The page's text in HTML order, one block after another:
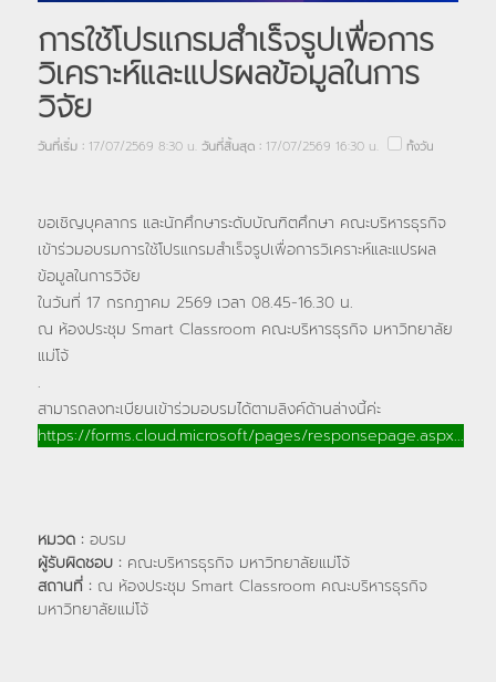
การใช้โปรแกรมสำเร็จรูปเพื่อการ
วิเคราะห์และแปรผลข้อมูลในการ
วิจัย
วันที่เริ่ม : 17/07/2569 8:30 น. วันที่สิ้นสุด : 17/07/2569 16:30 น. ทั้งวัน
ขอเชิญบุคลากร และนักศึกษาระดับบัณฑิตศึกษา คณะบริหารธุรกิจ
เข้าร่วมอบรมการใช้โปรแกรมสำเร็จรูปเพื่อการวิเคราะห์และแปรผล
ข้อมูลในการวิจัย
ในวันที่ 17 กรกฎาคม 2569 เวลา 08.45-16.30 น.
ณ ห้องประชุม Smart Classroom คณะบริหารธุรกิจ มหาวิทยาลัย
แม่โจ้
.
สามารถลงทะเบียนเข้าร่วมอบรมได้ตามลิงค์ด้านล่างนี้ค่ะ
https://forms.cloud.microsoft/pages/responsepage.aspx...
หมวด : อบรม
ผู้รับผิดชอบ : คณะบริหารธุรกิจ มหาวิทยาลัยแม่โจ้
สถานที่ : ณ ห้องประชุม Smart Classroom คณะบริหารธุรกิจ
มหาวิทยาลัยแม่โจ้